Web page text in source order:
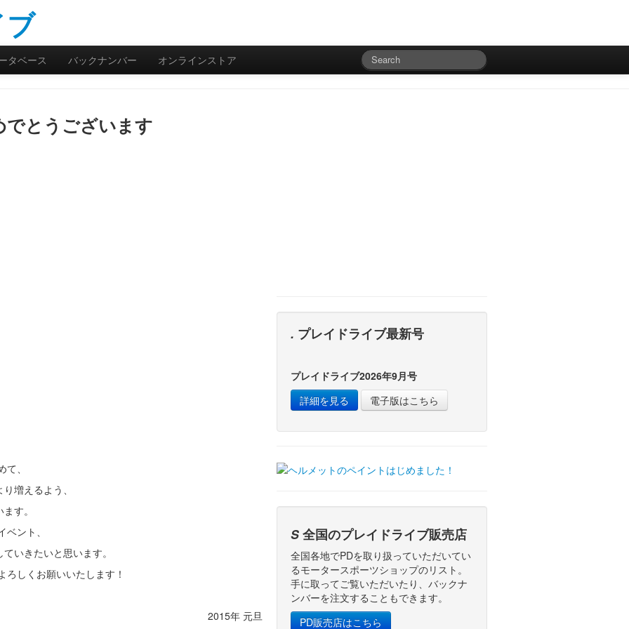
タベース バックナンバー オンラインストア
とうございます
、
増えるよう、
す。
ント、
いきたいと思います。
しくお願いいたします！
2015年 元旦
. プレイドライブ最新号
プレイドライブ2026年9月号
詳細を見る
電子版はこちら
S 全国のプレイドライブ販売店
全国各地でPDを取り扱っていただいてい
るモータースポーツショップのリスト。
手に取ってご覧いただいたり、バックナ
ンバーを注文することもできます。
PD販売店はこちら